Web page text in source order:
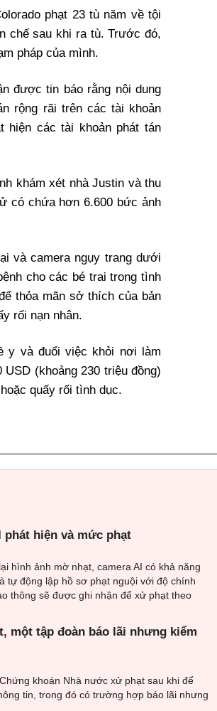
phạt 23 tù năm về tội
chế sau khi ra tù. Trước đó,
pháp của mình.
được tin báo rằng nội dung
rộng rãi trên các tài khoản
hiện các tài khoản phát tán
khám xét nhà Justin và thu
có chứa hơn 6.600 bức ảnh
và camera ngụy trang dưới
cho các bé trai trong tình
thỏa mãn sở thích của bản
rối nạn nhân.
y và đuổi việc khỏi nơi làm
(khoảng 230 triệu đồng)
quấy rối tình dục.
phát hiện và mức phạt
hình ảnh mờ nhạt, camera AI có khả năng
tự động lập hồ sơ phạt nguội với độ chính
thông sẽ được ghi nhận để xử phạt theo
một tập đoàn báo lãi nhưng kiểm
khoán Nhà nước xử phạt sau khi để
tin, trong đó có trường hợp báo lãi nhưng